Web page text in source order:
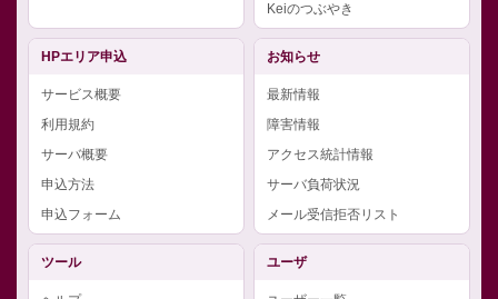
Keiのつぶやき
HPエリア申込
サービス概要
利用規約
サーバ概要
申込方法
申込フォーム
お知らせ
最新情報
障害情報
アクセス統計情報
サーバ負荷状況
メール受信拒否リスト
ツール ユーザ